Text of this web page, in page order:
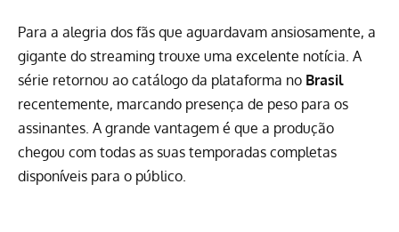
Para a alegria dos fãs que aguardavam ansiosamente, a
gigante do streaming trouxe uma excelente notícia. A
série retornou ao catálogo da plataforma no Brasil
recentemente, marcando presença de peso para os
assinantes. A grande vantagem é que a produção
chegou com todas as suas temporadas completas
disponíveis para o público.